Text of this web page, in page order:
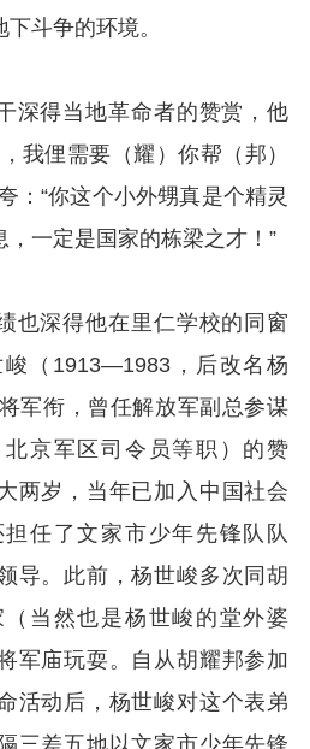
斗争的环境。
深得当地革命者的赞赏，他
我俚需要（耀）你帮（邦）
：“你这个小外甥真是个精灵
，一定是国家的栋梁之才！”
也深得他在里仁学校的同窗
（1913—1983，后改名杨
军衔，曾任解放军副总参谋
京军区司令员等职）的赞
两岁，当年已加入中国社会
任了文家市少年先锋队队
导。此前，杨世峻多次同胡
当然也是杨世峻的堂外婆
军庙玩耍。自从胡耀邦参加
活动后，杨世峻对这个表弟